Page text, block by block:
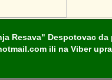
Resava" Despotovac
ili na Viber